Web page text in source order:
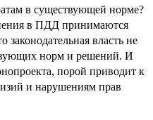
в существующей норме?
в ПДД принимаются
законодательная власть не
норм и решений. И
порой приводит к
и нарушениям прав